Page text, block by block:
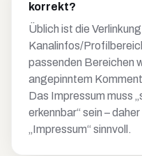
korrekt?
Üblich ist die
Kanalinfos/
passenden Bereichen
angepinntem
Das Impressum muss
erkennbar“ sein –
„Impressum“ sinnvoll.